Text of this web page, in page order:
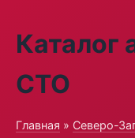
Каталог
СТО
Главная » Северо-